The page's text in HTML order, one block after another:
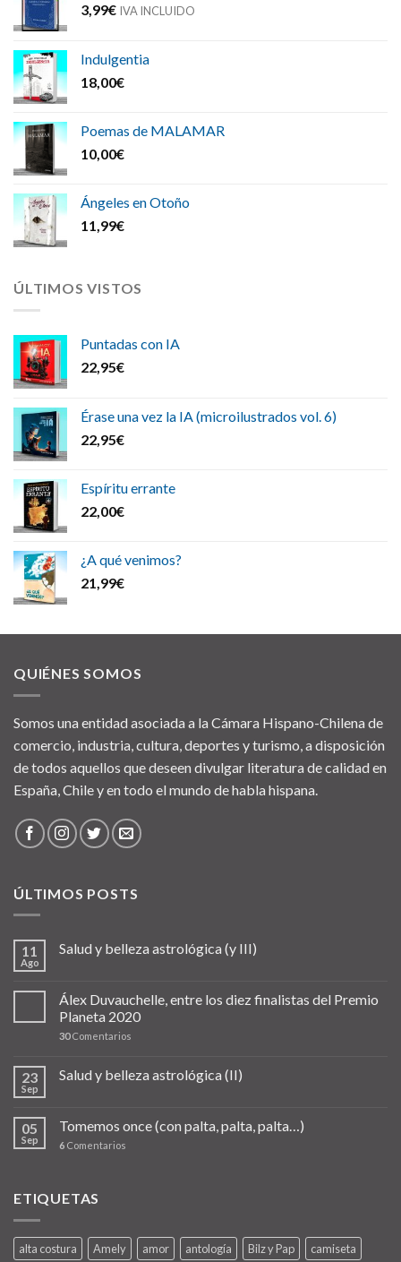
3,99€ IVA INCLUIDO
Indulgentia
18,00€
Poemas de MALAMAR
10,00€
Ángeles en Otoño
11,99€
ÚLTIMOS VISTOS
Puntadas con IA
22,95€
Érase una vez la IA (microilustrados vol. 6)
22,95€
Espíritu errante
22,00€
¿A qué venimos?
21,99€
QUIÉNES SOMOS
Somos una entidad asociada a la Cámara Hispano-Chilena de
comercio, industria, cultura, deportes y turismo, a disposición
de todos aquellos que deseen divulgar literatura de calidad en
España, Chile y en todo el mundo de habla hispana.
ÚLTIMOS POSTS
11
Ago
Salud y belleza astrológica (y III)
Álex Duvauchelle, entre los diez finalistas del Premio
Planeta 2020
30Comentarios
23
Sep
Salud y belleza astrológica (II)
05
Sep
Tomemos once (con palta, palta, palta…)
6 Comentarios
ETIQUETAS
alta costura Amely amor antología Bilz y Pap
camiseta